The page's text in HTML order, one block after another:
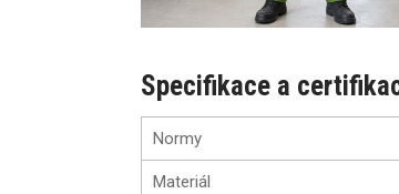
Specifikace a
Normy
Materiál